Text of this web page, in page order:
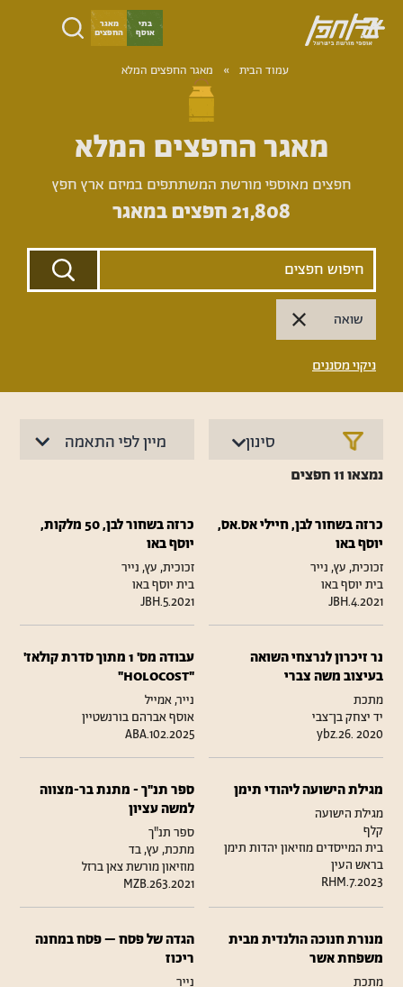
דילוג
לתוכן
בתי
אוסף
מאגר
החפצים
עמוד הבית ­­» מאגר החפצים המלא
מאגר החפצים המלא
חפצים מאוספי מורשת המשתתפים במיזם ארץ חפץ
21,808חפצים במאגר
שואה
ניקוי מסננים
סינון
נמצאו11חפצים
כרזה בשחור לבן, חיילי אס.אס,
יוסף באו
זכוכית, עץ, נייר
בית יוסף באו
JBH.4.2021
כרזה בשחור לבן, 50 מלקות,
יוסף באו
זכוכית, עץ, נייר
בית יוסף באו
JBH.5.2021
נר זיכרון לנרצחי השואה
בעיצוב משה צברי
מתכת
יד יצחק בן־צבי
ybz.26. 2020
עבודה מס' 1 מתוך סדרת קולאז'
"HOLOCOST"
נייר, אמייל
אוסף אברהם בורנשטיין
ABA.102.2025
מגילת הישועה ליהודי תימן
מגילת הישועה
קלף
בית המייסדים מוזיאון יהדות תימן
בראש העין
RHM.7.2023
ספר תנ"ך - מתנת בר-מצווה
למשה עציון
ספר תנ"ך
מתכת, עץ, בד
מוזיאון מורשת צאן ברזל
MZB.263.2021
מנורת חנוכה הולנדית מבית
משפחת אשר
מתכת
הגדה של פסח – פסח במחנה
ריכוז
נייר